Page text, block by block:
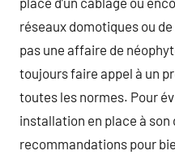
réseaux domotiques ou
pas une affaire de
toujours faire appel à un
toutes les normes. Pour
installation en place à son
recommandations pour